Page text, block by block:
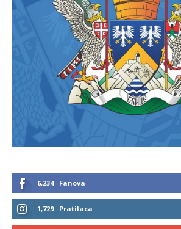
6,234 Fanova
1,729 Pratilaca